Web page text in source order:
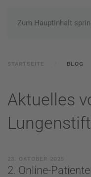
Zum Hauptinhalt
STARTSEITE BLOG
Aktuelles
23. OKTOBER 2025
2. Online-